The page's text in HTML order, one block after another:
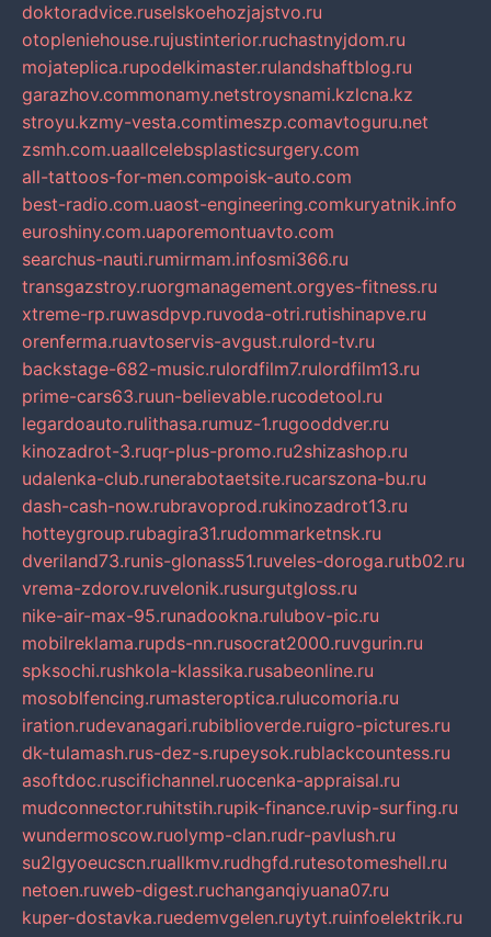
doktoradvice.ruselskoehozjajstvo.ru
otopleniehouse.rujustinterior.ruchastnyjdom.ru
mojateplica.rupodelkimaster.rulandshaftblog.ru
garazhov.commonamy.netstroysnami.kzlcna.kz
stroyu.kzmy-vesta.comtimeszp.comavtoguru.net
zsmh.com.uaallcelebsplasticsurgery.com
all-tattoos-for-men.compoisk-auto.com
best-radio.com.uaost-engineering.comkuryatnik.info
euroshiny.com.uaporemontuavto.com
searchus-nauti.rumirmam.infosmi366.ru
transgazstroy.ruorgmanagement.orgyes-fitness.ru
xtreme-rp.ruwasdpvp.ruvoda-otri.rutishinapve.ru
orenferma.ruavtoservis-avgust.rulord-tv.ru
backstage-682-music.rulordfilm7.rulordfilm13.ru
prime-cars63.ruun-believable.rucodetool.ru
legardoauto.rulithasa.rumuz-1.rugooddver.ru
kinozadrot-3.ruqr-plus-promo.ru2shizashop.ru
udalenka-club.runerabotaetsite.rucarszona-bu.ru
dash-cash-now.rubravoprod.rukinozadrot13.ru
hotteygroup.rubagira31.rudommarketnsk.ru
dveriland73.runis-glonass51.ruveles-doroga.rutb02.ru
vrema-zdorov.ruvelonik.rusurgutgloss.ru
nike-air-max-95.runadookna.rulubov-pic.ru
mobilreklama.rupds-nn.rusocrat2000.ruvgurin.ru
spksochi.rushkola-klassika.rusabeonline.ru
mosoblfencing.rumasteroptica.rulucomoria.ru
iration.rudevanagari.rubiblioverde.ruigro-pictures.ru
dk-tulamash.rus-dez-s.rupeysok.rublackcountess.ru
asoftdoc.ruscifichannel.ruocenka-appraisal.ru
mudconnector.ruhitstih.rupik-finance.ruvip-surfing.ru
wundermoscow.ruolymp-clan.rudr-pavlush.ru
su2lgyoeucscn.ruallkmv.rudhgfd.rutesotomeshell.ru
netoen.ruweb-digest.ruchanganqiyuana07.ru
kuper-dostavka.ruedemvgelen.ruytyt.ruinfoelektrik.ru